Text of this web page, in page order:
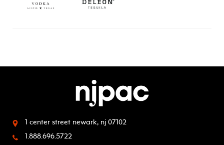
1 center street newark, nj 07102
1.888.696.5722